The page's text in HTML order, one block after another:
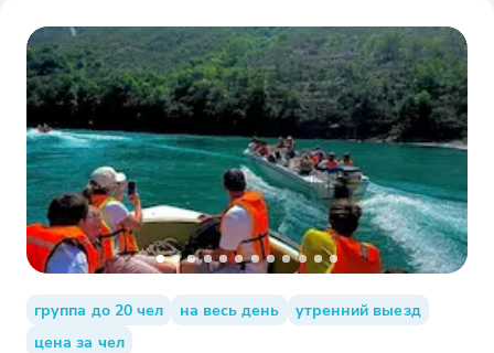
группа до 20 чел на весь день
утренний выезд
цена за чел